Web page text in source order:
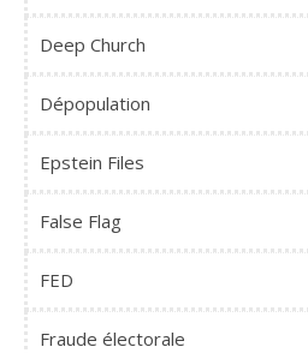
Deep Church
Dépopulation
Epstein Files
False Flag
FED
Fraude électorale